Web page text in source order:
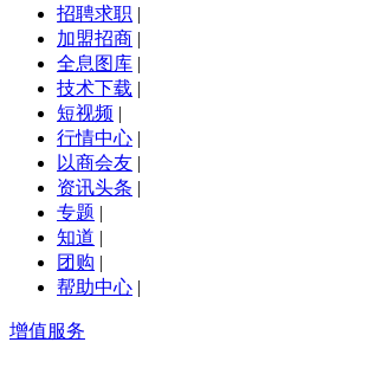
招聘求职 |
加盟招商 |
全息图库 |
技术下载 |
短视频 |
行情中心 |
以商会友 |
资讯头条 |
专题 |
知道 |
团购 |
帮助中心 |
增值服务